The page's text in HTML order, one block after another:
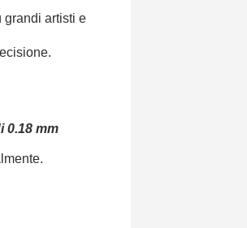
grandi artisti e
0.18 mm